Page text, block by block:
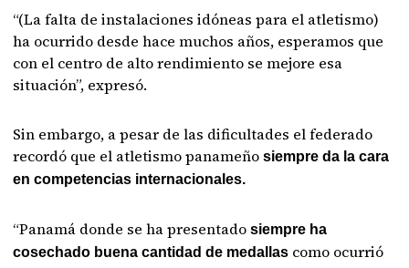
“(La falta de instalaciones idóneas para el atletismo)
ha ocurrido desde hace muchos años, esperamos que
con el centro de alto rendimiento se mejore esa
situación”, expresó.
Sin embargo, a pesar de las dificultades el federado
recordó que el atletismo panameñosiempre da la cara
en competencias internacionales.
“Panamá donde se ha presentado siempre ha
cosechado buena cantidad de medallas como ocurrió